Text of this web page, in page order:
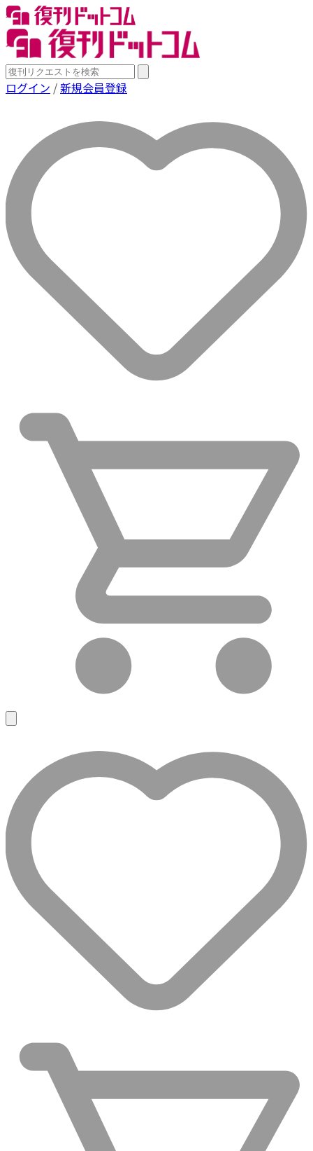
ログイン /新規会員登録